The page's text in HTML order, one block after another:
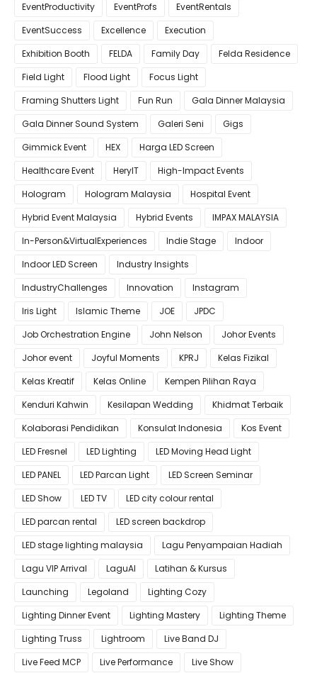
EventProductivity
EventProfs
EventRentals
EventSuccess
Excellence
Execution
Exhibition Booth
FELDA Family Day
Felda Residence
Field Light
Flood Light
Focus Light
Framing Shutters Light
Fun Run
Gala Dinner Malaysia
Gala Dinner Sound System
Galeri Seni
Gigs
Gimmick Event
HEX
Harga LED Screen
Healthcare Event
HeryIT
High-Impact Events
Hologram
Hologram Malaysia
Hospital Event
Hybrid Event Malaysia
Hybrid Events
IMPAX MALAYSIA
In-Person&VirtualExperiences
Indie Stage
Indoor
Indoor LED Screen
Industry Insights
IndustryChallenges
Innovation
Instagram
Iris Light
Islamic Theme JOE
JPDC
Job Orchestration Engine
John Nelson
Johor Events
Johor event
Joyful Moments KPRJ
Kelas Fizikal
Kelas Kreatif
Kelas Online
Kempen Pilihan Raya
Kenduri Kahwin
Kesilapan Wedding
Khidmat Terbaik
Kolaborasi Pendidikan
Konsulat Indonesia
Kos Event
LED Fresnel
LED Lighting
LED Moving Head Light
LED PANEL
LED Parcan Light
LED Screen Seminar
LED Show
LED TV
LED city colour rental
LED parcan rental
LED screen backdrop
LED stage lighting malaysia
Lagu Penyampaian Hadiah
Lagu VIP Arrival
LaguAI
Latihan & Kursus
Launching
Legoland
Lighting Cozy
Lighting Dinner Event
Lighting Mastery
Lighting Theme
Lighting Truss
Lightroom
Live Band DJ
Live Feed MCP
Live Performance
Live Show